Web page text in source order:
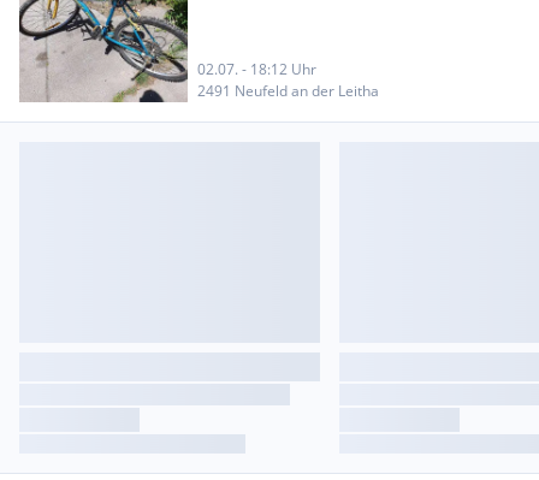
02.07. - 18:12 Uhr
2491 Neufeld an der Leitha